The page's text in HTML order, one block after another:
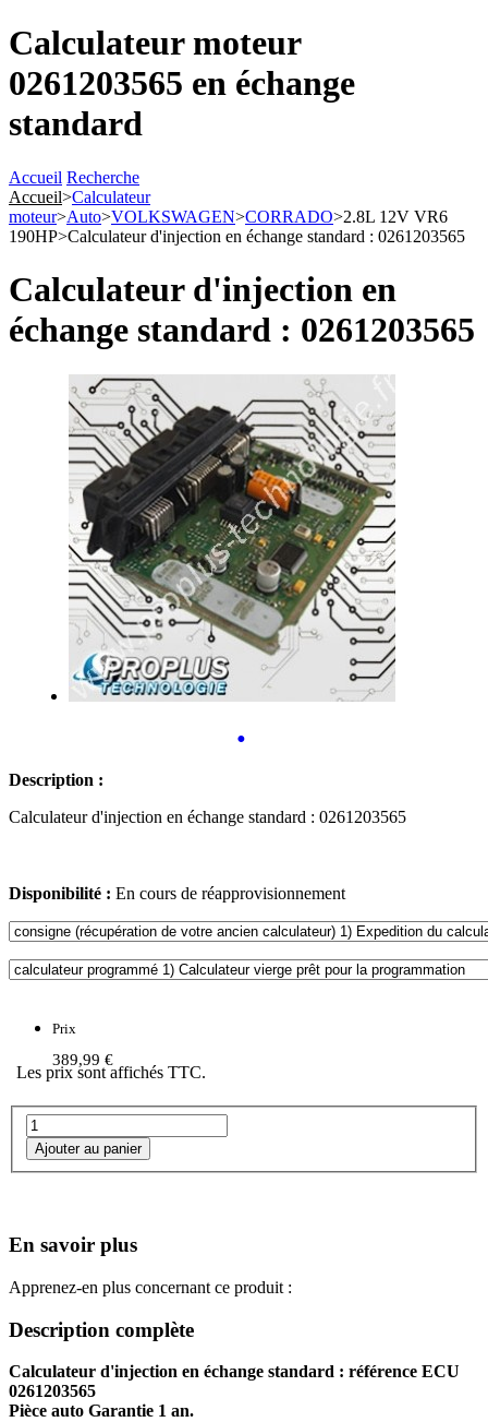
Calculateur moteur
0261203565 en échange
standard
Accueil Recherche
Accueil>Calculateur
moteur>Auto>VOLKSWAGEN>CORRADO>2.8L 12V VR6
190HP>Calculateur d'injection en échange standard : 0261203565
Calculateur d'injection en
échange standard : 0261203565
•
Description :
Calculateur d'injection en échange standard : 0261203565
Disponibilité : En cours de réapprovisionnement
Prix
389,99 €
Les prix sont affichés TTC.
En savoir plus
Apprenez-en plus concernant ce produit :
Description complète
Calculateur d'injection en échange standard : référence ECU
0261203565
Pièce auto Garantie 1 an.